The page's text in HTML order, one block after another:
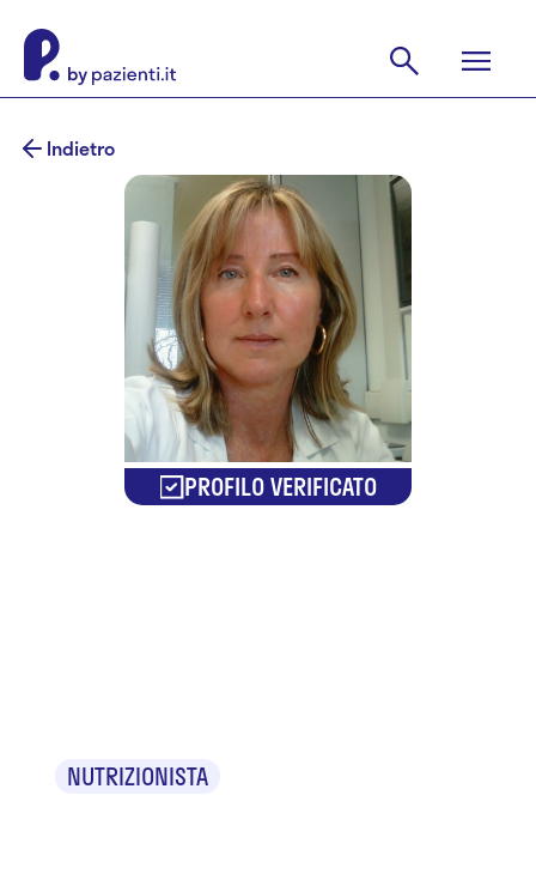
Indietro
PROFILO VERIFICATO
NUTRIZIONISTA